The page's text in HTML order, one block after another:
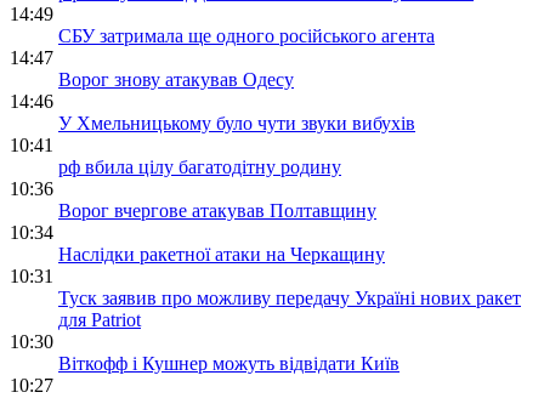
14:49
СБУ затримала ще одного російського агента
14:47
Ворог знову атакував Одесу
14:46
У Хмельницькому було чути звуки вибухів
10:41
рф вбила цілу багатодітну родину
10:36
Ворог вчергове атакував Полтавщину
10:34
Наслідки ракетної атаки на Черкащину
10:31
Туск заявив про можливу передачу Україні нових ракет
для Patriot
10:30
Віткофф і Кушнер можуть відвідати Київ
10:27